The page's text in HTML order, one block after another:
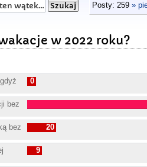
Posty: 259 »
w 2022 roku?
0
bez
bez
20
9